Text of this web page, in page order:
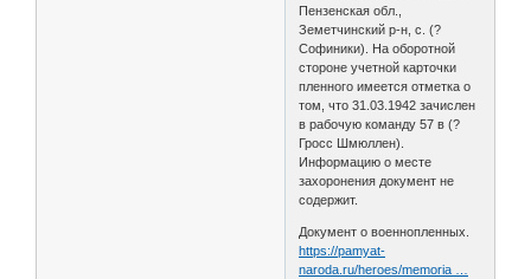
Пензенская обл.,
Земетчинский р-н, с. (?
Софиники). На оборотной
стороне учетной карточки
пленного имеется отметка о
том, что 31.03.1942 зачислен
в рабочую команду 57 в (?
Гросс Шмюллен).
Информацию о месте
захоронения документ не
содержит.
Документ о военнопленных.
https://pamyat-
naroda.ru/heroes/memoria …